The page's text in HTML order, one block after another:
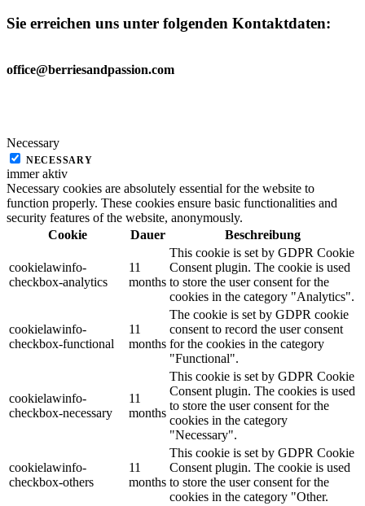
Sie erreichen uns unter folgenden Kontaktdaten:
office@berriesandpassion.com
Necessary
NECESSARY
immer aktiv
Necessary cookies are absolutely essential for the website to
function properly. These cookies ensure basic functionalities and
security features of the website, anonymously.
Cookie
Dauer Beschreibung
cookielawinfo-
checkbox-analytics
11
months
This cookie is set by GDPR Cookie
Consent plugin. The cookie is used
to store the user consent for the
cookies in the category "Analytics".
cookielawinfo-
checkbox-functional
11
months
The cookie is set by GDPR cookie
consent to record the user consent
for the cookies in the category
"Functional".
cookielawinfo-
checkbox-necessary
11
months
This cookie is set by GDPR Cookie
Consent plugin. The cookies is used
to store the user consent for the
cookies in the category
"Necessary".
cookielawinfo-
checkbox-others
11
months
This cookie is set by GDPR Cookie
Consent plugin. The cookie is used
to store the user consent for the
cookies in the category "Other.